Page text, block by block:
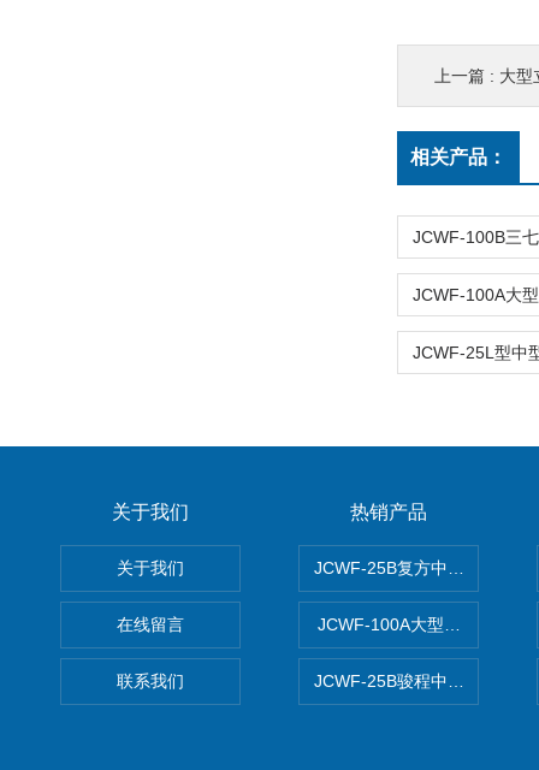
上一篇 : 大型
相关产品：
关于我们
关于我们
在线留言
联系我们
热销产品
JCWF-25B复方中药材超微粉
JCWF-100A大型中药材超微
JCWF-25B骏程中草药超细粉